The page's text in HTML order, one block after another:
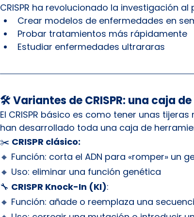
CRISPR ha revolucionado la investigación
Crear modelos de enfermedades en
Probar tratamientos más rápidamente
Estudiar enfermedades ultrararas
🛠️ Variantes de CRISPR: una caja
El CRISPR básico es como tener unas
han desarrollado toda una caja de
✂️ CRISPR clásico:
🔸 Función: corta el ADN para «romper» un
🔸 Uso: eliminar una función genética
🔧 CRISPR Knock-In (KI):
🔸 Función: añade o reemplaza una